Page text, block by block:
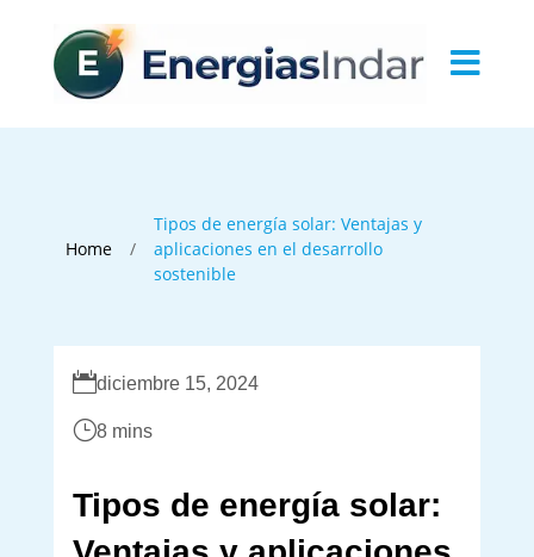

Home /
Tipos de energía solar: Ventajas y
aplicaciones en el desarrollo
sostenible
diciembre 15, 2024
}8 mins
Tipos de energía solar: